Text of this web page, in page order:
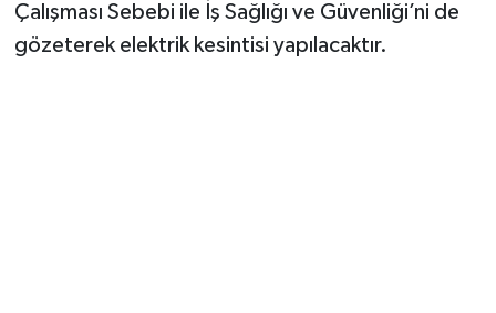
Çalışması Sebebi ile İş Sağlığı ve Güvenliği’ni de
gözeterek elektrik kesintisi yapılacaktır.